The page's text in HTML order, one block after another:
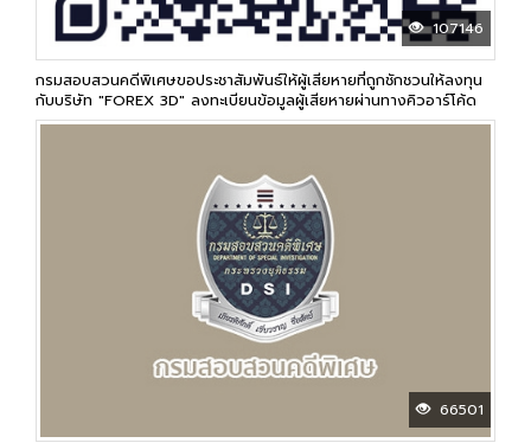
107146
กรมสอบสวนคดีพิเศษขอประชาสัมพันธ์ให้ผู้เสียหายที่ถูกชักชวนให้ลงทุน
กับบริษัท "FOREX 3D" ลงทะเบียนข้อมูลผู้เสียหายผ่านทางคิวอาร์โค้ด
66501